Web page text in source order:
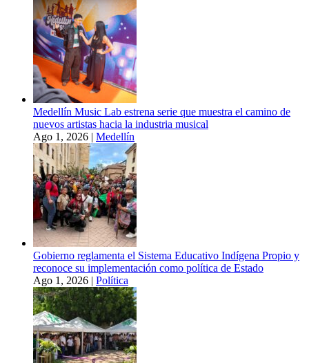
Medellín Music Lab estrena serie que muestra el camino de
nuevos artistas hacia la industria musical
Ago 1, 2026 | Medellín
Gobierno reglamenta el Sistema Educativo Indígena Propio y
reconoce su implementación como política de Estado
Ago 1, 2026 | Política